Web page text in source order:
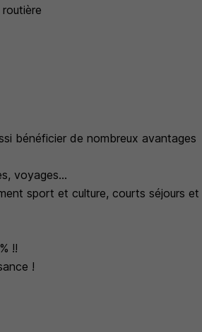
bénéficier de nombreux avantages
voyages...
sport et culture, courts séjours et
!!
!